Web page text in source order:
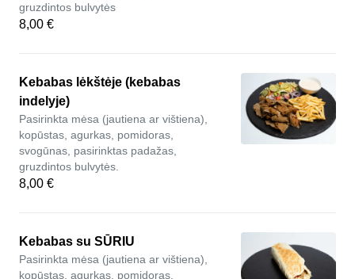
gruzdintos bulvytės
8,00 €
Kebabas lėkštėje (kebabas
indelyje)
Pasirinkta mėsa (jautiena ar vištiena),
kopūstas, agurkas, pomidoras,
svogūnas, pasirinktas padažas,
gruzdintos bulvytės.
8,00 €
Kebabas su SŪRIU
Pasirinkta mėsa (jautiena ar vištiena),
kopūstas, agurkas, pomidoras,